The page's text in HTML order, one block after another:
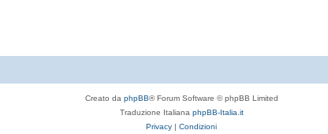
Creato da phpBB® Forum Software © phpBB Limited
Traduzione Italiana phpBB-Italia.it
Privacy | Condizioni